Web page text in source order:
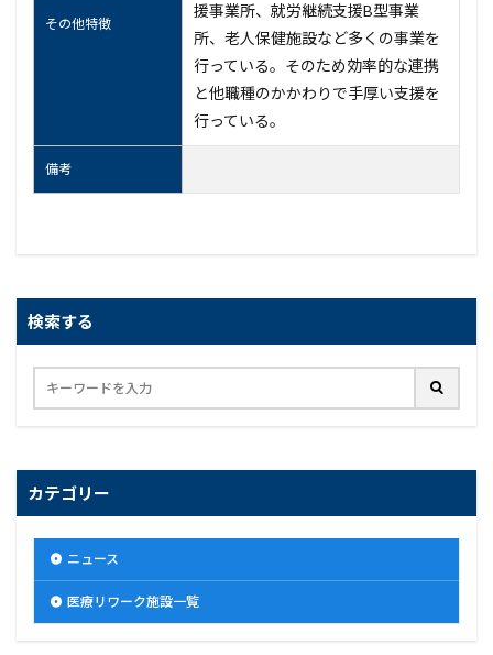
その他特徴
援事業所、就労継続支援B型事業
所、老人保健施設など多くの事業を
行っている。そのため効率的な連携
と他職種のかかわりで手厚い支援を
行っている。
備考
検索する
カテゴリー
ニュース
医療リワーク施設一覧